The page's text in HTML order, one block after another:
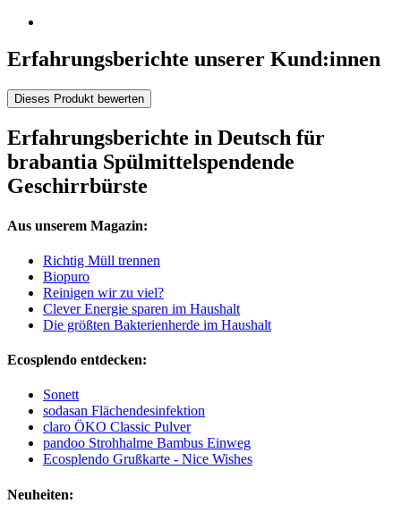
Erfahrungsberichte unserer Kund:innen
Dieses Produkt bewerten
Erfahrungsberichte in Deutsch für
brabantia Spülmittelspendende
Geschirrbürste
Aus unserem Magazin:
Richtig Müll trennen
Biopuro
Reinigen wir zu viel?
Clever Energie sparen im Haushalt
Die größten Bakterienherde im Haushalt
Ecosplendo entdecken:
Sonett
sodasan Flächendesinfektion
claro ÖKO Classic Pulver
pandoo Strohhalme Bambus Einweg
Ecosplendo Grußkarte - Nice Wishes
Neuheiten: